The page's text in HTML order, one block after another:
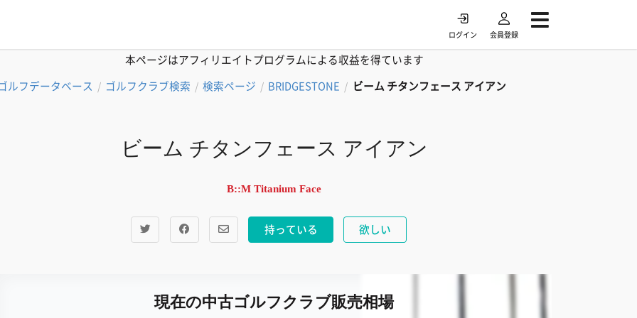
ログイン 会員登録
本ページはアフィリエイトプログラムによる収益を得ています
ルフデータベース / ゴルフクラブ検索 / 検索ページ / BRIDGESTONE / ビーム チタンフェース アイアン
ビーム チタンフェース アイアン
B::M Titanium Face
持っている 欲しい
現在の中古ゴルフクラブ販売相場